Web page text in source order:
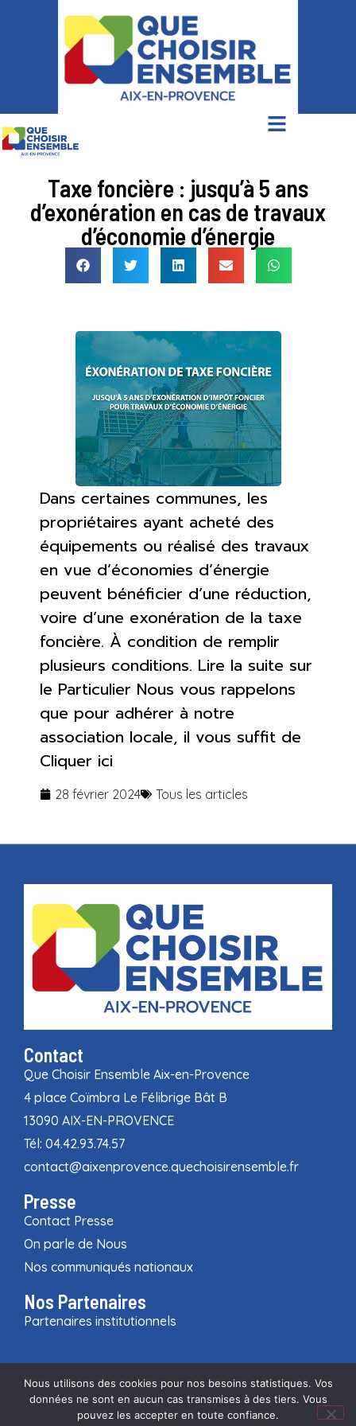
Taxe foncière : jusqu’à 5 ans
d’exonération en cas de travaux
d’économie d’énergie
Dans certaines communes, les
propriétaires ayant acheté des
équipements ou réalisé des travaux
en vue d’économies d’énergie
peuvent bénéficier d’une réduction,
voire d’une exonération de la taxe
foncière. À condition de remplir
plusieurs conditions. Lire la suite sur
le Particulier Nous vous rappelons
que pour adhérer à notre
association locale, il vous suffit de
Cliquer ici
28 février 2024 Tous les articles
Contact
Que Choisir Ensemble Aix-en-Provence
4 place Coïmbra Le Félibrige Bât B
13090 AIX-EN-PROVENCE
Tél: 04.42.93.74.57
contact@aixenprovence.quechoisirensemble.fr
Presse
Contact Presse
On parle de Nous
Nos communiqués nationaux
Nos Partenaires
Partenaires institutionnels
Mentions légales Traitements des données personnelles
Nous utilisons des cookies pour nos besoins statistiques. Vos
données ne sont en aucun cas transmises à des tiers. Vous
pouvez les accepter en toute confiance.